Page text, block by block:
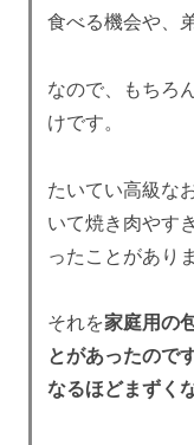
食べる機会や、
なので、もちろ
けです。
たいてい高級な
いて焼き肉やす
ったことがあり
それを家庭用の
とがあったので
なるほどまずく